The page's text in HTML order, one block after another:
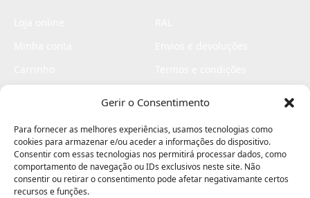
Gerir o Consentimento
Para fornecer as melhores experiências, usamos tecnologias como
cookies para armazenar e/ou aceder a informações do dispositivo.
Consentir com essas tecnologias nos permitirá processar dados, como
comportamento de navegação ou IDs exclusivos neste site. Não
consentir ou retirar o consentimento pode afetar negativamante certos
recursos e funções.
Livro de elogios